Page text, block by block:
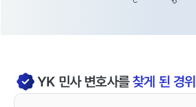
YK 민사변호사를찾게 된 경위